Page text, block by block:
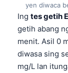
yen diwaca
Ing tes getih
getih abang
menit. Asil 0
diwasa sing
mg/L lan